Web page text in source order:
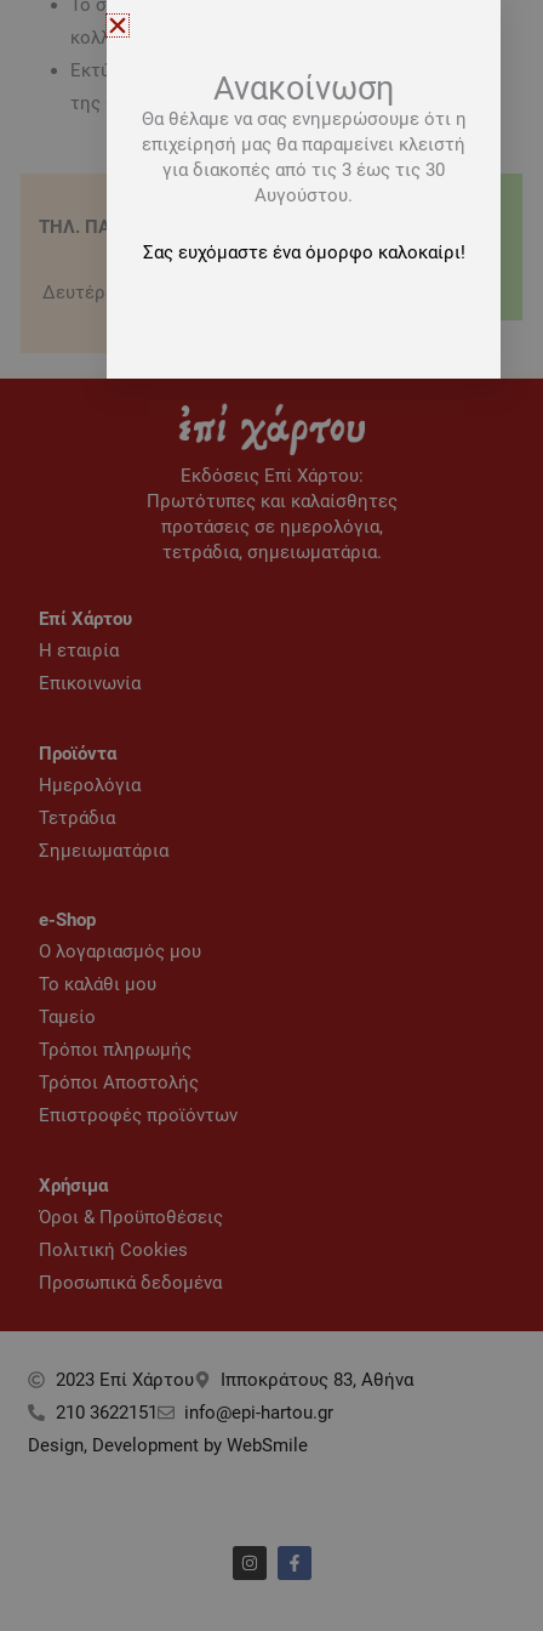
Το σώμα είναι σε χαρτί σαμουά 85γρ. ραμμένο και
κολλημένο
Εκτύπωση σώματος και εξωφύλλου με την μέθοδο
της Offset
ΤΗΛ. ΠΑΡΑΓΓΕΛΙΕΣ - 210
3622151
Δευτέρα-Σάββατο 09:00-
Δωρεάν μεταφορικά για
Εκδόσεις Eπί Χάρτου:
Πρωτότυπες και καλαίσθητες
προτάσεις σε ημερολόγια,
τετράδια, σημειωματάρια.
Επί Χάρτου
Η εταιρία
Επικοινωνία
Προϊόντα
Ημερολόγια
Τετράδια
Σημειωματάρια
e-Shop
Ο λογαριασμός μου
Το καλάθι μου
Ταμείο
Τρόποι πληρωμής
Τρόποι Αποστολής
Επιστροφές προϊόντων
Χρήσιμα
Όροι & Προϋποθέσεις
Πολιτική Cookies
Προσωπικά δεδομένα
2023 Επί Xάρτου
Ιπποκράτους 83, Αθήνα
210 3622151
info@epi-hartou.gr
Design, Development by WebSmile
n
s
t
a
c
e
Ανακοίνωση
Θα θέλαμε να σας ενημερώσουμε ότι η
επιχείρησή μας θα παραμείνει κλειστή
για διακοπές από τις 3 έως τις 30
Αυγούστου.
Σας ευχόμαστε ένα όμορφο καλοκαίρι!